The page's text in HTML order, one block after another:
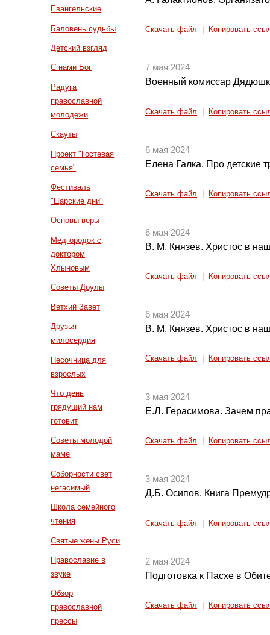
Евангельские
Баловень судьбы
Детский взгляд
С нами Бог
Радуга
православной
молодежи
Скауты
Проект "Гостевая
семья"
Фестиваль
"Царские дни"
Основы веры
Медгородок с
доктором
Хлыновым
Советы Доулы
Ветхий Завет
Друзья
милосердия
Песочница для
взрослых
Что день
грядущий нам
готовит
Советы молодой
маме
Соборности свет
негасимый
Школа семейного
чтения
Святые жены Руси
Православие в
звуке
Обзор
православной
прессы
Скачать файл Копировать
7 мая 2024
Военный комиссар
Скачать файл Копировать
6 мая 2024
Елена Галка. Про детские
Скачать файл Копировать
6 мая 2024
В. М. Князев. Христос в
Скачать файл Копировать
6 мая 2024
В. М. Князев. Христос в
Скачать файл Копировать
3 мая 2024
Е.Л. Герасимова. Зачем
Скачать файл Копировать
3 мая 2024
Д.Б. Осипов. Книга
Скачать файл Копировать
2 мая 2024
Подготовка к Пасхе в
Скачать файл Копировать